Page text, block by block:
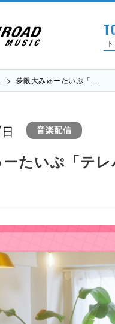
夢限大みゅーたいぷ「…
音楽配信
たいぷ「テ